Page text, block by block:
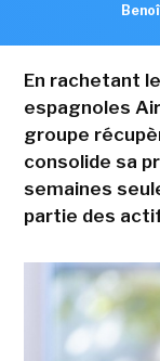
En rachetant
espagnoles
groupe
consolide sa
semaines
partie des